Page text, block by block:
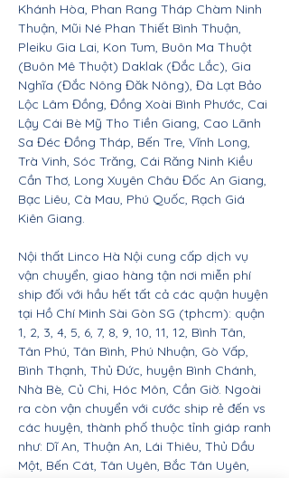
Khánh Hòa, Phan Rang Tháp Chàm Ninh
Thuận, Mũi Né Phan Thiết Bình Thuận,
Pleiku Gia Lai, Kon Tum, Buôn Ma Thuột
(Buôn Mê Thuột) Daklak (Đắc Lắc), Gia
Nghĩa (Đắc Nông Đăk Nông), Đà Lạt Bảo
Lộc Lâm Đồng, Đồng Xoài Bình Phước, Cai
Lậy Cái Bè Mỹ Tho Tiền Giang, Cao Lãnh
Sa Đéc Đồng Tháp, Bến Tre, Vĩnh Long,
Trà Vinh, Sóc Trăng, Cái Răng Ninh Kiều
Cần Thơ, Long Xuyên Châu Đốc An Giang,
Bạc Liêu, Cà Mau, Phú Quốc, Rạch Giá
Kiên Giang.
Nội thất Linco Hà Nội cung cấp dịch vụ
vận chuyển, giao hàng tận nơi miễn phí
ship đối với hầu hết tất cả các quận huyện
tại Hồ Chí Minh Sài Gòn SG (tphcm): quận
1, 2, 3, 4, 5, 6, 7, 8, 9, 10, 11, 12, Bình Tân,
Tân Phú, Tân Bình, Phú Nhuận, Gò Vấp,
Bình Thạnh, Thủ Đức, huyện Bình Chánh,
Nhà Bè, Củ Chi, Hóc Môn, Cần Giờ. Ngoài
ra còn vận chuyển với cước ship rẻ đến vs
các huyện, thành phố thuộc tỉnh giáp ranh
như: Dĩ An, Thuận An, Lái Thiêu, Thủ Dầu
Một, Bến Cát, Tân Uyên, Bắc Tân Uyên,